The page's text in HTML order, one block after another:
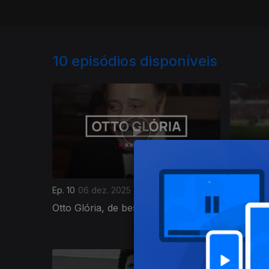
10 episódios disponíveis
Ep. 10 06 dez. 2025
Otto Glória, de bestial a besta